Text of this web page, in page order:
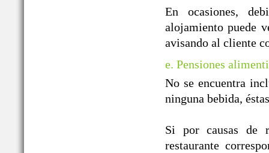
En ocasiones,
alojamiento puede
avisando al cliente
e. Pensiones
No se encuentra
ninguna bebida,
Si por causas de
restaurante